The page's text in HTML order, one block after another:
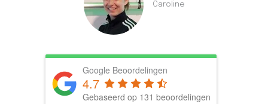
Caroline
Google Beoordelingen
4.7
Gebaseerd op 131 beoordelingen